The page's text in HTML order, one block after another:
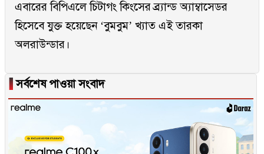
এবারের বিপিএলে চিটাগং কিংসের ব্র্যান্ড অ্যাম্বাসেডর
হিসেবে যুক্ত হয়েছেন ‘বুমবুম’ খ্যাত এই তারকা
অলরাউন্ডার।
▐সর্বশেষ পাওয়া সংবাদ